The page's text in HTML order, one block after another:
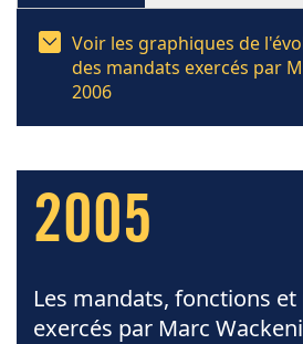
Voir les graphiques de
des mandats exercés par
2006
2005
Les mandats, fonctions
exercés par Marc